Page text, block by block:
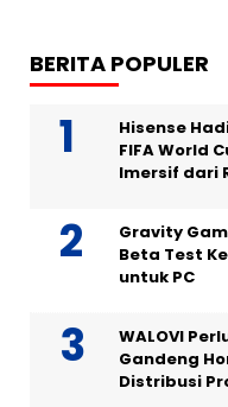
BERITA POPULER
Hisense
FIFA World
Imersif dari
Gravity
Beta Test
untuk PC
WALOVI
Gandeng
Distribusi